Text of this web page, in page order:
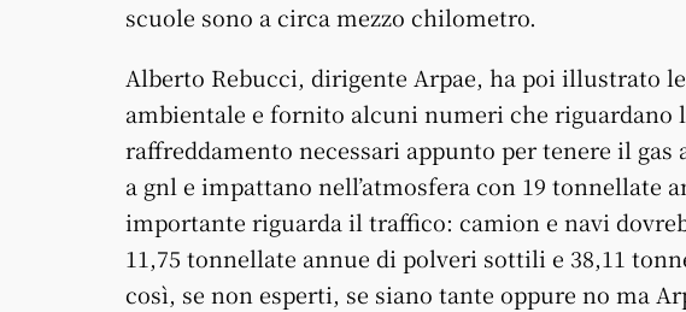
scuole sono a circa mezzo chilometro.
Alberto Rebucci, dirigente Arpae, ha poi illustrato
ambientale e fornito alcuni numeri che
raffreddamento necessari appunto per tenere il
a gnl e impattano nell’atmosfera con 19 tonnellate
importante riguarda il traffico: camion e navi
11,75 tonnellate annue di polveri sottili e 38,11
così, se non esperti, se siano tante oppure no ma